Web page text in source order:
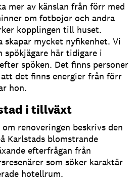
mer av känslan från förr med
om fotbojor och andra
kopplingen till huset.
skapar mycket nyfikenhet. Vi
spökjägare här tidigare i
spöken. Det finns personer
det finns energier från förr
hon.
i tillväxt
renoveringen beskrivs den
Karlstads blomstrande
efterfrågan från
som söker karaktär
hotellrum.